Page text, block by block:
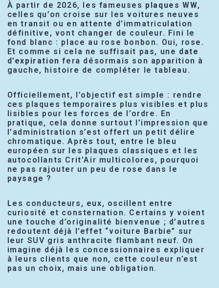
À partir de 2026, les fameuses plaques WW,
celles qu’on croise sur les voitures neuves
en transit ou en attente d’immatriculation
définitive, vont changer de couleur. Fini le
fond blanc : place au rose bonbon. Oui, rose.
Et comme si cela ne suffisait pas, une date
d’expiration fera désormais son apparition à
gauche, histoire de compléter le tableau.
Officiellement, l’objectif est simple : rendre
ces plaques temporaires plus visibles et plus
lisibles pour les forces de l’ordre. En
pratique, cela donne surtout l’impression que
l’administration s’est offert un petit délire
chromatique. Après tout, entre le bleu
européen sur les plaques classiques et les
autocollants Crit’Air multicolores, pourquoi
ne pas rajouter un peu de rose dans le
paysage ?
Les conducteurs, eux, oscillent entre
curiosité et consternation. Certains y voient
une touche d’originalité bienvenue ; d’autres
redoutent déjà l’effet “voiture Barbie” sur
leur SUV gris anthracite flambant neuf. On
imagine déjà les concessionnaires expliquer
à leurs clients que non, cette couleur n’est
pas un choix, mais une obligation.